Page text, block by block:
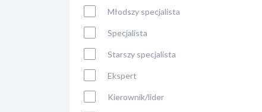
Młodszy specjalista
Specjalista
Starszy specjalista
Ekspert
Kierownik/lider